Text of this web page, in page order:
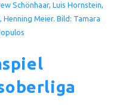
Schönhaar, Luis Hornstein,
Meier. Bild: Tamara